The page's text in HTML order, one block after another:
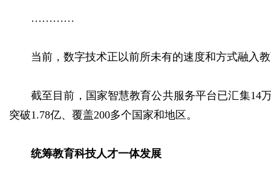
…………
当前，数字技术正以前所未有的速度和方式融入
截至目前，国家智慧教育公共服务平台已汇集14
突破1.78亿、覆盖200多个国家和地区。
统筹教育科技人才一体发展